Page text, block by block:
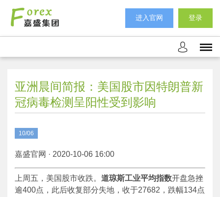
进入官网 登录
亚洲晨间简报：美国股市因特朗普新
冠病毒检测呈阳性受到影响
10/06
嘉盛官网 · 2020-10-06 16:00
上周五，美国股市收跌。 道琼斯工业平均指数开盘急挫
逾400点，此后收复部分失地，收于27682，跌幅134点